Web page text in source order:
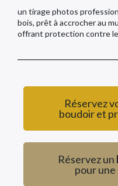
un tirage photos
bois, prêt à accrocher au
offrant protection contre
Réservez
boudoir et
Réservez un
pour